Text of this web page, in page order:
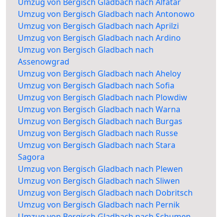
Umzug von Bergisch Gladbach nach Antonowo
Umzug von Bergisch Gladbach nach Aprilzi
Umzug von Bergisch Gladbach nach Ardino
Umzug von Bergisch Gladbach nach
Assenowgrad
Umzug von Bergisch Gladbach nach Aheloy
Umzug von Bergisch Gladbach nach Sofia
Umzug von Bergisch Gladbach nach Plowdiw
Umzug von Bergisch Gladbach nach Warna
Umzug von Bergisch Gladbach nach Burgas
Umzug von Bergisch Gladbach nach Russe
Umzug von Bergisch Gladbach nach Stara
Sagora
Umzug von Bergisch Gladbach nach Plewen
Umzug von Bergisch Gladbach nach Sliwen
Umzug von Bergisch Gladbach nach Dobritsch
Umzug von Bergisch Gladbach nach Pernik